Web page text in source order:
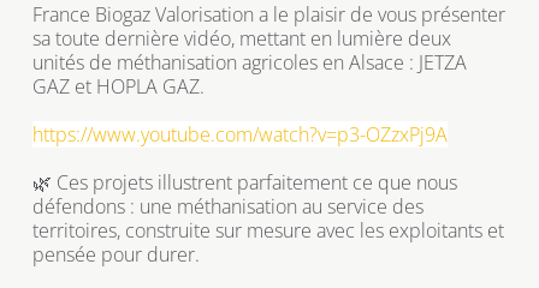
France Biogaz Valorisation a le plaisir de vous présenter
sa toute dernière vidéo, mettant en lumière deux
unités de méthanisation agricoles en Alsace : JETZA
GAZ et HOPLA GAZ.
https://www.youtube.com/watch?v=p3-OZzxPj9A
🌿 Ces projets illustrent parfaitement ce que nous
défendons : une méthanisation au service des
territoires, construite sur mesure avec les exploitants et
pensée pour durer.